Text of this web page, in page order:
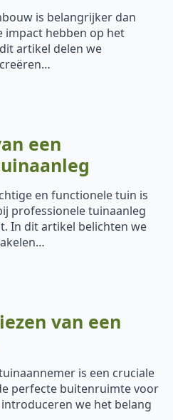
is belangrijker dan
impact hebben op het
artikel delen we
een
en functionele tuin is
professionele tuinaanleg
In dit artikel belichten we
van een
is een cruciale
perfecte buitenruimte voor
we het belang